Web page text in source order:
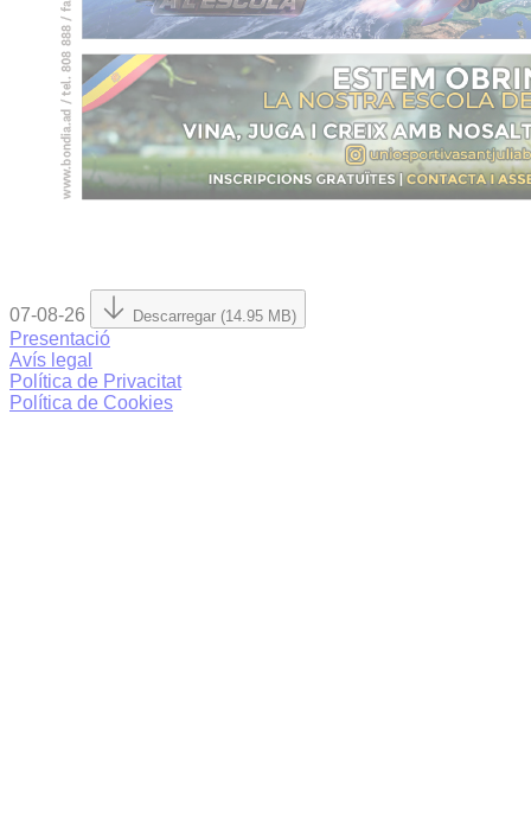
07-08-26 Descarregar (14.95 MB)
Presentació
Avís legal
Política de Privacitat
Política de Cookies